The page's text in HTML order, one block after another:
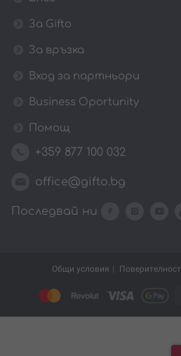
За Gifto
За връзка
Вход за партньори
Business Oportunity
Помощ
+359 877 100 032
office@gifto.bg
Последвай ни
Общи условия Поверителност